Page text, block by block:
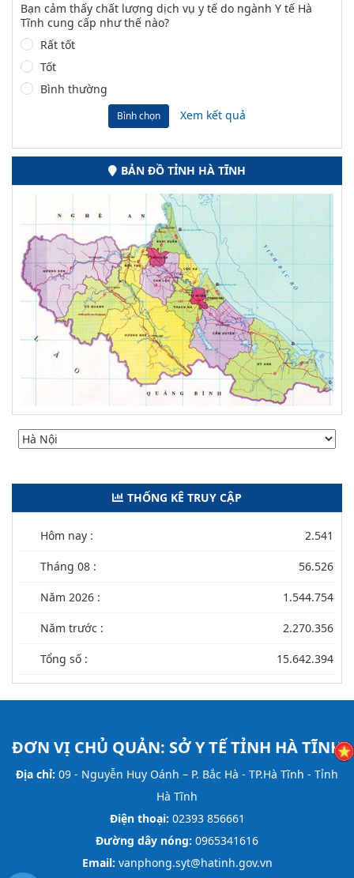
Bạn cảm thấy chất lượng dịch vụ y tế do ngành Y tế Hà
Tĩnh cung cấp như thế nào?
Rất tốt
Tốt
Bình thường
Bình chọn Xem kết quả
BẢN ĐỒ TỈNH HÀ TĨNH
THỐNG KÊ TRUY CẬP
Hôm nay : 2.541
Tháng 08 : 56.526
Năm 2026 : 1.544.754
Năm trước : 2.270.356
Tổng số : 15.642.394
ĐƠN VỊ CHỦ QUẢN: SỞ Y TẾ TỈNH HÀ TĨNH
Địa chỉ: 09 - Nguyễn Huy Oánh – P. Bắc Hà - TP.Hà Tĩnh - Tỉnh
Hà Tĩnh
Điện thoại: 02393 856661
Đường dây nóng: 0965341616
Email: vanphong.syt@hatinh.gov.vn